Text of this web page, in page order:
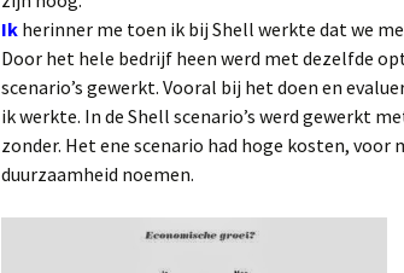
Ik herinner me toen ik bij Shell werkte dat we
Door het hele bedrijf heen werd met dezelfde
scenario’s gewerkt. Vooral bij het doen en
ik werkte. In de Shell scenario’s werd gewerkt
zonder. Het ene scenario had hoge kosten,
duurzaamheid noemen.